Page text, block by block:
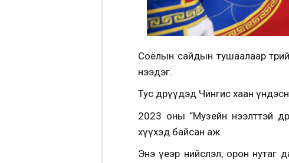
Соёлын сайдын тушаалаар
нээдэг.
Тус өдрүүдэд Чингис хаан
2023 оны “Музейн нээлттэй
хүүхэд байсан аж.
Энэ үеэр нийслэл, орон нутаг